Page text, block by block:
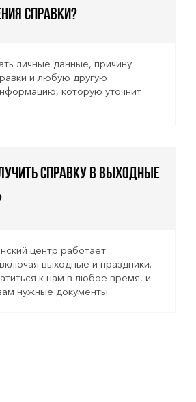
справки?
личные данные, причину
и любую другую
которую уточнит
справку в выходные
центр работает
выходные и праздники.
к нам в любое время, и
нужные документы.